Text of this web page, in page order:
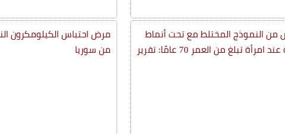
من النموذج المختلط مع تحت أنماط
نسيجية تجمع المعدية والصفراوية-البنكرياسية عند امرأة تبلغ من العمر 70 عامًا: تقرير
من سوريا